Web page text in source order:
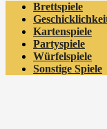
Brettspiele
Kartenspiele
Partyspiele
Würfelspiele
Sonstige Spiele